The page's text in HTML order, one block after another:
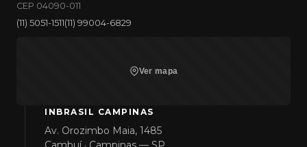
CEP 04090-011
(11) 5051-1511(11) 99004-6829
Ver mapa
INBRASIL CAMPINAS
Av. Orozimbo Maia, 1485